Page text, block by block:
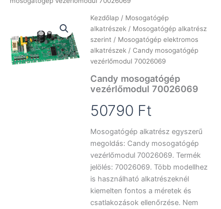
Kezdőlap / Mosogatógép
alkatrészek / Mosogatógép alkatrész
szerint / Mosogatógép elektromos
alkatrészek / Candy mosogatógép
vezérlőmodul 70026069
Candy mosogatógép
vezérlőmodul 70026069
50790 Ft
Mosogatógép alkatrész egyszerű
megoldás: Candy mosogatógép
vezérlőmodul 70026069. Termék
jelölés: 70026069. Több modellhez
is használható alkatrészeknél
kiemelten fontos a méretek és
csatlakozások ellenőrzése. Nem